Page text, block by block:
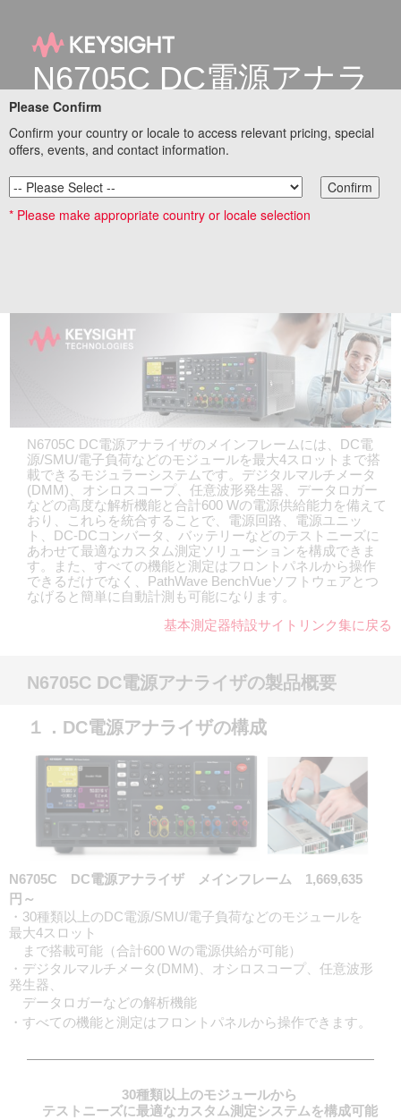
N6705C DC電源アナラ
電源回路、電源ユニット、
DC-DCコンバータ、バッテリ
ーなどのテストニーズに1台
で最適なカスタム測定ソリュ
N6705C DC電源アナライザのメインフレームには、DC電
源/SMU/電子負荷などのモジュールを最大4スロットまで搭
載できるモジュラーシステムです。デジタルマルチメータ
(DMM)、オシロスコープ、任意波形発生器、データロガー
などの高度な解析機能と合計600 Wの電源供給能力を備えて
おり、これらを統合することで、電源回路、電源ユニッ
ト、DC-DCコンバータ、バッテリーなどのテストニーズに
あわせて最適なカスタム測定ソリューションを構成できま
す。また、すべての機能と測定はフロントパネルから操作
できるだけでなく、PathWave BenchVueソフトウェアとつ
なげると簡単に自動計測も可能になります。
基本測定器特設サイトリンク集に戻る
N6705C DC電源アナライザの製品概要
１．DC電源アナライザの構成
N6705C DC電源アナライザ メインフレーム 1,669,635
円～
・30種類以上のDC電源/SMU/電子負荷などのモジュールを
最大4スロット
まで搭載可能（合計600 Wの電源供給が可能）
・デジタルマルチメータ(DMM)、オシロスコープ、任意波形
発生器、
データロガーなどの解析機能
・すべての機能と測定はフロントパネルから操作できます。
30種類以上のモジュールから
テストニーズに最適なカスタム測定システムを構成可能
Please Confirm
Confirm your country or locale to access relevant pricing, special
offers, events, and contact information.
Confirm
* Please make appropriate country or locale selection